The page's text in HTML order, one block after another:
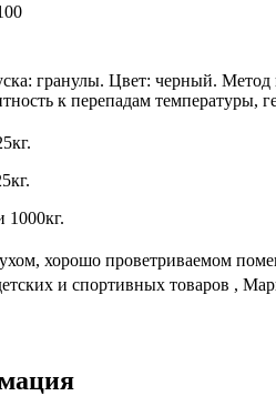
гранулы. Цвет: черный. Метод
к перепадам температуры,
1000кг.
хорошо проветриваемом
и спортивных товаров ,